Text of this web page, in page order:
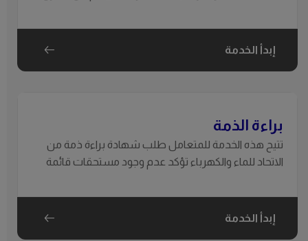
بشكل دوري، يومي أو أسبوعي.
إبدأ الخدمة
براءة الذمة
تتيح هذه الخدمة للمتعامل طلب شهادة براءة ذمة من
الاتحاد للماء والكهرباء تؤكد عدم وجود مستحقات قائمة
عند إخلاء العقار.
إبدأ الخدمة